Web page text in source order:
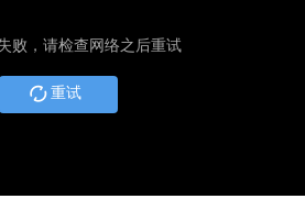
败，请检查网络之后重试
重试